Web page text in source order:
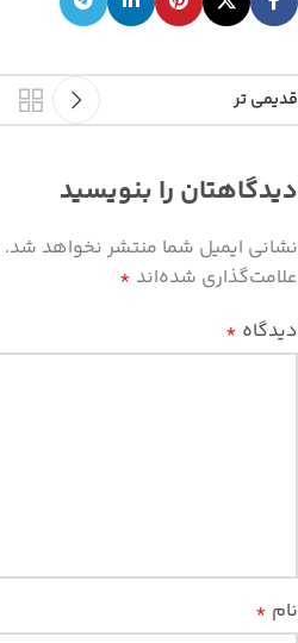
قدیمی تر
دیدگاهتان را بنویسید
نشانی ایمیل شما منتشر نخواهد شد.
علامت‌گذاری شده‌اند *
دیدگاه *
نام *